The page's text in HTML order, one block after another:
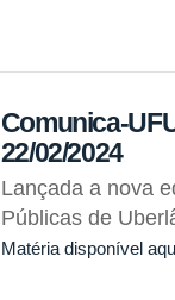
Comunica-
22/02/2024
Lançada a nova
Públicas de
Matéria disponível